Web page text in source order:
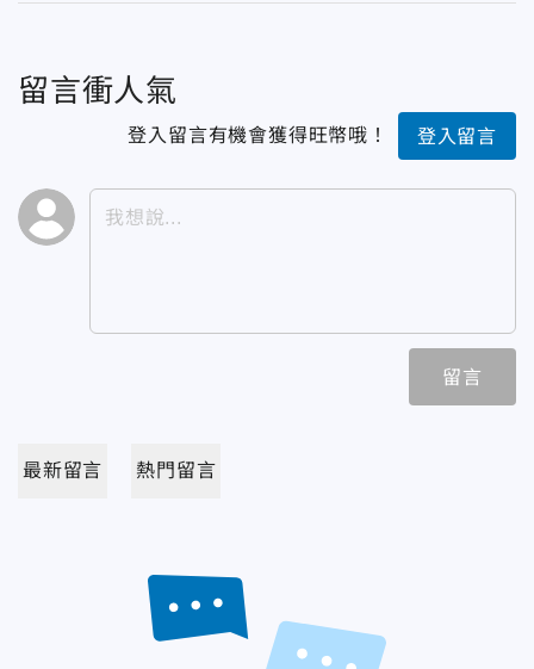
留言衝人氣
登入留言有機會獲得旺幣哦！ 登入留言
留言
最新留言 熱門留言